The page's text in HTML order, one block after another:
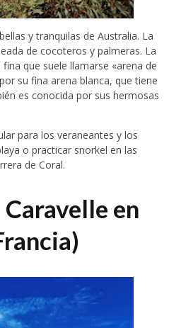
y tranquilas de Australia. La
de cocoteros y palmeras. La
que suele llamarse «arena de
su fina arena blanca, que tiene
es conocida por sus hermosas
para los veraneantes y los
o practicar snorkel en las
de Coral.
en